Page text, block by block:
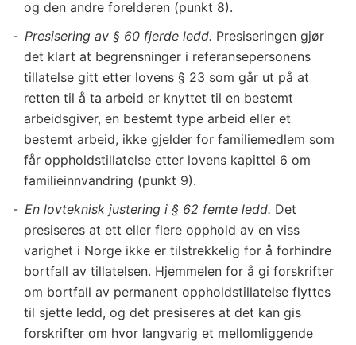
og den andre forelderen (punkt 8).
Presisering av § 60 fjerde ledd. Presiseringen gjør
det klart at begrensninger i referansepersonens
tillatelse gitt etter lovens § 23 som går ut på at
retten til å ta arbeid er knyttet til en bestemt
arbeidsgiver, en bestemt type arbeid eller et
bestemt arbeid, ikke gjelder for familiemedlem som
får oppholdstillatelse etter lovens kapittel 6 om
familieinnvandring (punkt 9).
En lovteknisk justering i § 62 femte ledd. Det
presiseres at ett eller flere opphold av en viss
varighet i Norge ikke er tilstrekkelig for å forhindre
bortfall av tillatelsen. Hjemmelen for å gi forskrifter
om bortfall av permanent oppholdstillatelse flyttes
til sjette ledd, og det presiseres at det kan gis
forskrifter om hvor langvarig et mellomliggende